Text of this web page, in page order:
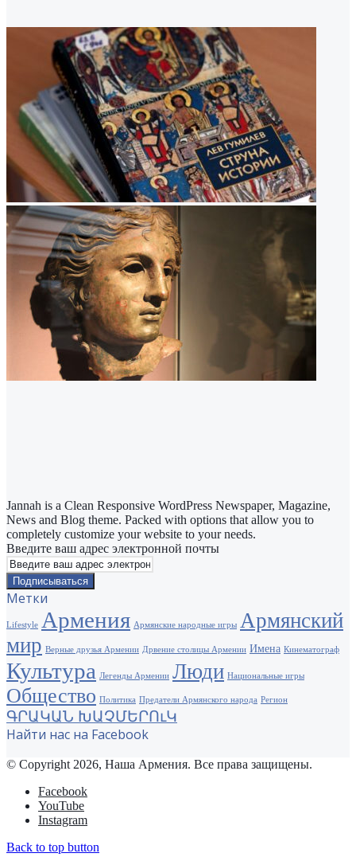
Jannah is a Clean Responsive WordPress Newspaper, Magazine,
News and Blog theme. Packed with options that allow you to
completely customize your website to your needs.
Введите ваш адрес электронной почты
Метки
Lifestyle Армения Армянские народные игры Армянский
мир Верные друзья Армении Дрвение столицы Армении Имена Кинематограф
Культура Легенды Армении Люди Национальные игры
Общество Политика Предатели Армянского народа Регион
ԳՐԱԿԱՆ ԽԱՉՄԵՐՈւԿ
Найти нас на Facebook
© Copyright 2026, Наша Армения. Все права защищены.
Facebook
YouTube
Instagram
Back to top button